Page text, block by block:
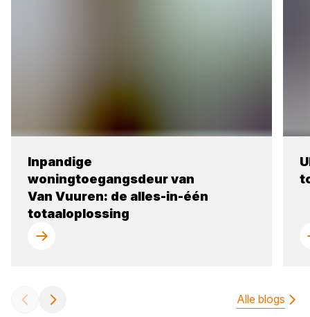
Inpandige
woningtoegangsdeur van
Van Vuuren: de alles-in-één
totaaloplossing
Alle blogs